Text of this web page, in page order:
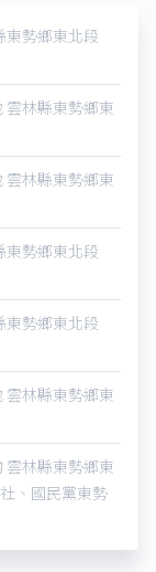
東勢鄉東北段
雲林縣東勢鄉東
雲林縣東勢鄉東
東勢鄉東北段
東勢鄉東北段
雲林縣東勢鄉東
雲林縣東勢鄉東
、國民黨東勢